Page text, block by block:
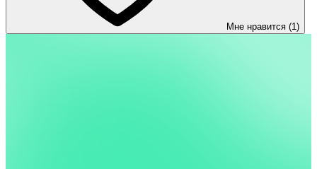
Мне нравится (1)